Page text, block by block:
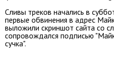
Сливы треков начались в
первые обвинения в адрес
выложили скриншот сайта со
сопровождался подписью
сучка".